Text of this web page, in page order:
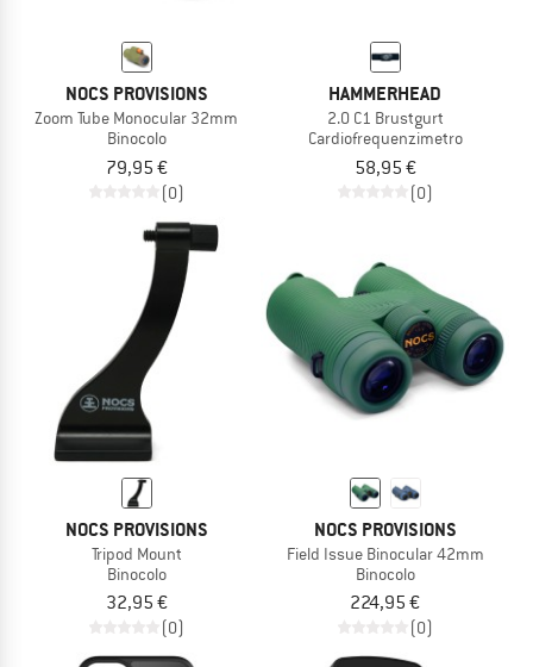
NOCS PROVISIONS
Zoom Tube Monocular 32mm
Binocolo
79,95 €
(0)
HAMMERHEAD
2.0 C1 Brustgurt
Cardiofrequenzimetro
58,95 €
(0)
NOCS PROVISIONS
Tripod Mount
Binocolo
32,95 €
(0)
NOCS PROVISIONS
Field Issue Binocular 42mm
Binocolo
224,95 €
(0)